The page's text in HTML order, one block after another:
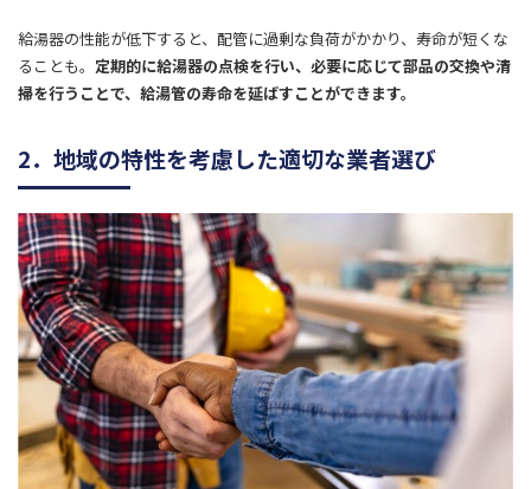
給湯器の性能が低下すると、配管に過剰な負荷がかかり、寿命が短くな
ることも。 定期的に給湯器の点検を行い、必要に応じて部品の交換や清
掃を行うことで、給湯管の寿命を延ばすことができます。
2．地域の特性を考慮した適切な業者選び